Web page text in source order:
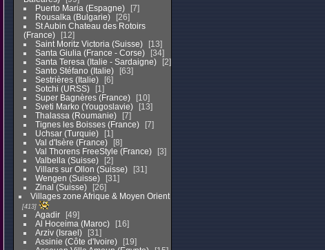
Puerto Maria (Espagne)
7
Rousalka (Bulgarie)
26
St Aubin Chateau des Rotoirs
(France)
12
Saint Moritz Victoria (Suisse)
13
Santa Giulia (France - Corse)
34
Santa Teresa (Italie - Sardaigne)
2
Santo Stéfano (Italie)
63
Sestrières (Italie)
6
Sotchi (URSS)
1
Super Bagnères (France)
10
Sveti Marko (Yougoslavie)
13
Thalassa (Roumanie)
7
Tignes les Boisses (France)
7
Uchsar (Turquie)
1
Val d'Isère (France)
8
Val Thorens FreeStyle (France)
3
Valbella (Suisse)
2
Villars sur Ollon (Suisse)
31
Wengen (Suisse)
31
Zinal (Suisse)
26
Villages zone Afrique & Moyen Orient
413
Agadir
49
Al Hoceima (Maroc)
16
Arziv (Israel)
31
Assinie (Côte d'Ivoire)
19